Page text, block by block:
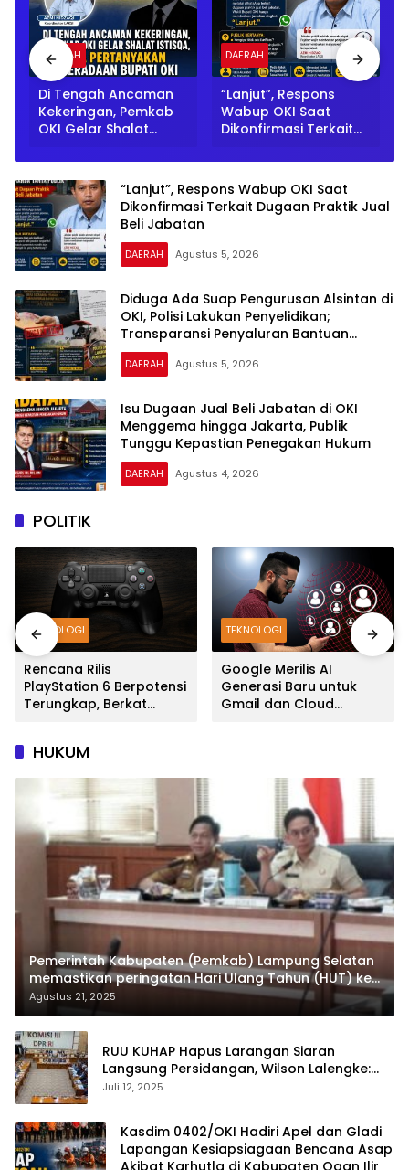
DAERAH
Di Tengah Ancaman
Kekeringan, Pemkab
OKI Gelar Shalat
Pertanyakan
Keberadaan Bupati
OKI
DAERAH
“Lanjut”, Respons
Wabup OKI Saat
Dikonfirmasi Terkait
Beli Jabatan
“Lanjut”, Respons Wabup OKI Saat
Dikonfirmasi Terkait Dugaan Praktik Jual
Beli Jabatan
DAERAH Agustus 5, 2026
Diduga Ada Suap Pengurusan Alsintan di
OKI, Polisi Lakukan Penyelidikan;
Transparansi Penyaluran Bantuan
Pertanian Jadi Sorotan
DAERAH Agustus 5, 2026
Isu Dugaan Jual Beli Jabatan di OKI
Menggema hingga Jakarta, Publik
Tunggu Kepastian Penegakan Hukum
DAERAH Agustus 4, 2026
POLITIK
TEKNOLOGI
Rencana Rilis
PlayStation 6 Berpotensi
Terungkap, Berkat
TEKNOLOGI
Google Merilis AI
Generasi Baru untuk
Gmail dan Cloud
HUKUM
Pemerintah Kabupaten (Pemkab) Lampung Selatan
memastikan peringatan Hari Ulang Tahun (HUT) ke-
80 Republik Indonesia pada 17 Agustus 2025 akan
digelar megah di Menara Siger, Bakauheni.
Agustus 21, 2025
RUU KUHAP Hapus Larangan Siaran
Langsung Persidangan, Wilson Lalengke:
Dukungan Penuh Transparansi Publik
Juli 12, 2025
Kasdim 0402/OKI Hadiri Apel dan Gladi
Lapangan Kesiapsiagaan Bencana Asap
Akibat Karhutla di Kabupaten Ogan Ilir